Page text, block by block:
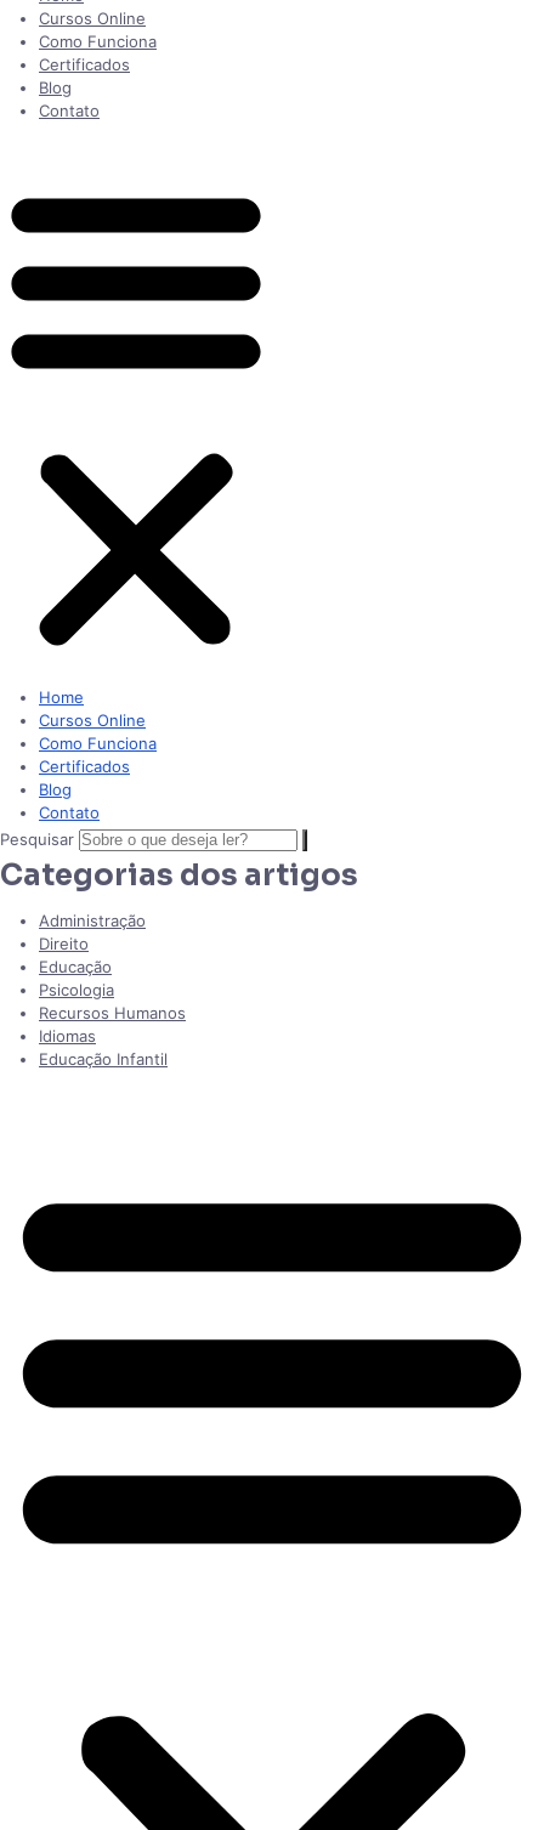
Cursos Online
Como Funciona
Certificados
Blog
Contato
Home
Cursos Online
Como Funciona
Certificados
Blog
Contato
Pesquisar
Categorias dos artigos
Administração
Direito
Educação
Psicologia
Recursos Humanos
Idiomas
Educação Infantil